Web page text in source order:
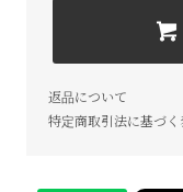
返品について
特定商取引法に基づく